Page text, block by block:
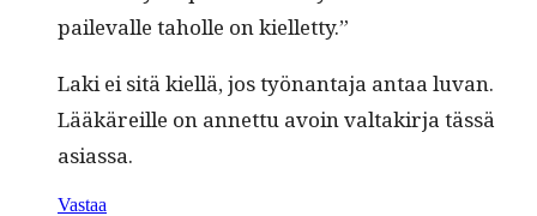
pail­e­valle taholle on kielletty.”
Laki ei sitä kiel­lä, jos työ­nan­ta­ja antaa luvan.
Lääkäreille on annet­tu avoin val­takir­ja tässä
asiassa.
Vastaa